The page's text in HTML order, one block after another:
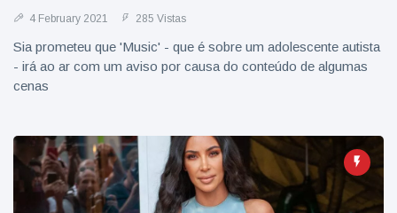
4 February 2021 285 Vistas
Sia prometeu que 'Music' - que é sobre um adolescente autista
- irá ao ar com um aviso por causa do conteúdo de algumas
cenas